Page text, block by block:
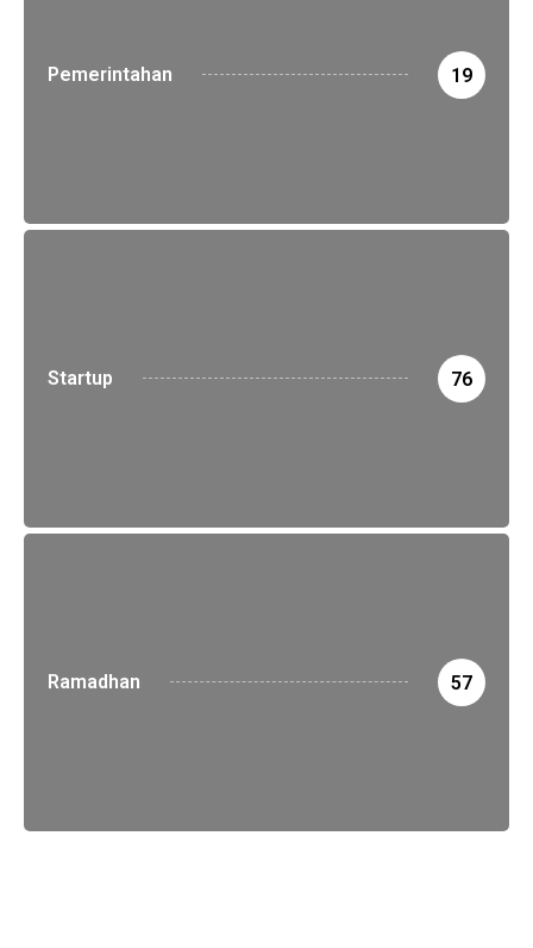
Pemerintahan 19
Startup 76
Ramadhan 57